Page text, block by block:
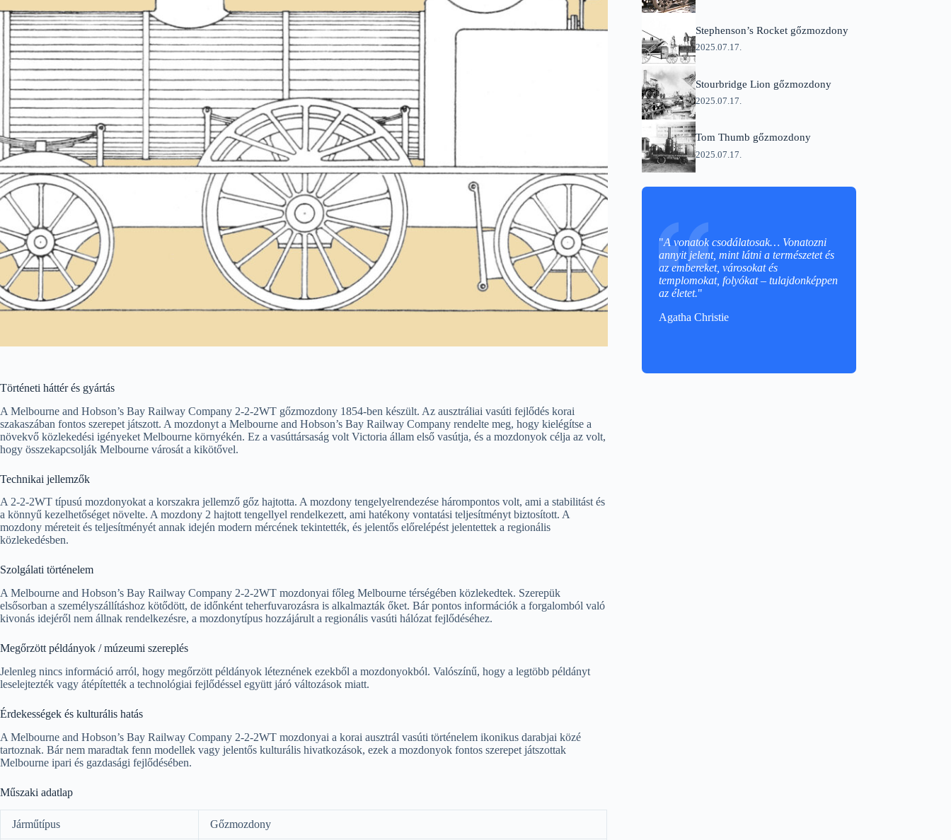
Történeti háttér és gyártás
A Melbourne and Hobson’s Bay Railway Company 2-2-2WT gőzmozdony 1854-ben készült. Az ausztráliai vasúti fejlődés korai
szakaszában fontos szerepet játszott. A mozdonyt a Melbourne and Hobson’s Bay Railway Company rendelte meg, hogy kielégítse a
növekvő közlekedési igényeket Melbourne környékén. Ez a vasúttársaság volt Victoria állam első vasútja, és a mozdonyok célja az volt,
hogy összekapcsolják Melbourne városát a kikötővel.
Technikai jellemzők
A 2-2-2WT típusú mozdonyokat a korszakra jellemző gőz hajtotta. A mozdony tengelyelrendezése hárompontos volt, ami a stabilitást és
a könnyű kezelhetőséget növelte. A mozdony 2 hajtott tengellyel rendelkezett, ami hatékony vontatási teljesítményt biztosított. A
mozdony méreteit és teljesítményét annak idején modern mércének tekintették, és jelentős előrelépést jelentettek a regionális
közlekedésben.
Szolgálati történelem
A Melbourne and Hobson’s Bay Railway Company 2-2-2WT mozdonyai főleg Melbourne térségében közlekedtek. Szerepük
elsősorban a személyszállításhoz kötődött, de időnként teherfuvarozásra is alkalmazták őket. Bár pontos információk a forgalomból való
kivonás idejéről nem állnak rendelkezésre, a mozdonytípus hozzájárult a regionális vasúti hálózat fejlődéséhez.
Megőrzött példányok / múzeumi szereplés
Jelenleg nincs információ arról, hogy megőrzött példányok léteznének ezekből a mozdonyokból. Valószínű, hogy a legtöbb példányt
leselejtezték vagy átépítették a technológiai fejlődéssel együtt járó változások miatt.
Érdekességek és kulturális hatás
A Melbourne and Hobson’s Bay Railway Company 2-2-2WT mozdonyai a korai ausztrál vasúti történelem ikonikus darabjai közé
tartoznak. Bár nem maradtak fenn modellek vagy jelentős kulturális hivatkozások, ezek a mozdonyok fontos szerepet játszottak
Melbourne ipari és gazdasági fejlődésében.
Műszaki adatlap
Járműtípus Gőzmozdony
Stephenson’s Rocket gőzmozdony
2025.07.17.
Stourbridge Lion gőzmozdony
2025.07.17.
Tom Thumb gőzmozdony
2025.07.17.
"A vonatok csodálatosak… Vonatozni
annyit jelent, mint látni a természetet és
az embereket, városokat és
templomokat, folyókat – tulajdonképpen
az életet."
Agatha Christie